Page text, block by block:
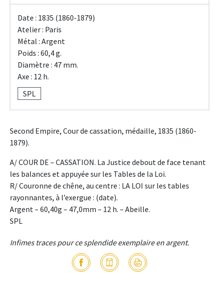
Date : 1835 (1860-1879)
Atelier : Paris
Métal : Argent
Poids : 60,4 g.
Diamètre : 47 mm.
Axe : 12 h.
SPL
Second Empire, Cour de cassation, médaille, 1835 (1860-
1879).
A/ COUR DE – CASSATION. La Justice debout de face tenant
les balances et appuyée sur les Tables de la Loi.
R/ Couronne de chêne, au centre : LA LOI sur les tables
rayonnantes, à l’exergue : (date).
Argent – 60,40g – 47,0mm – 12 h. – Abeille.
SPL
Infimes traces pour ce splendide exemplaire en argent.